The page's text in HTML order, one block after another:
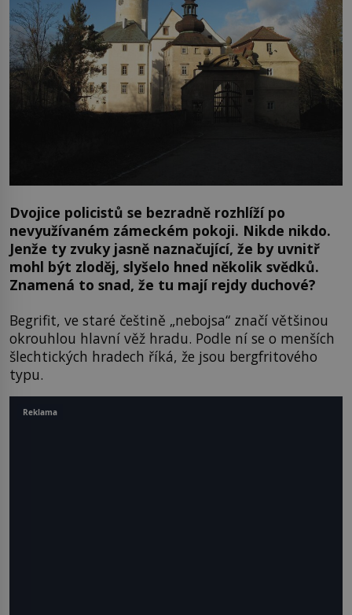
Dvojice policistů se bezradně rozhlíží po
nevyužívaném zámeckém pokoji. Nikde nikdo.
Jenže ty zvuky jasně naznačující, že by uvnitř
mohl být zloděj, slyšelo hned několik svědků.
Znamená to snad, že tu mají rejdy duchové?
Begrifit, ve staré češtině „nebojsa“ značí většinou
okrouhlou hlavní věž hradu. Podle ní se o menších
šlechtických hradech říká, že jsou bergfritového
typu.
Reklama